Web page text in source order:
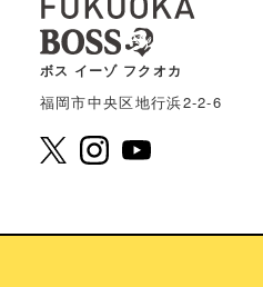
ボス イーゾ フクオカ
福岡市中央区地⾏浜2-2-6